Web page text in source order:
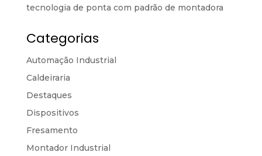
tecnologia de ponta com padrão de montadora
Categorias
Automação Industrial
Caldeiraria
Destaques
Dispositivos
Fresamento
Montador Industrial